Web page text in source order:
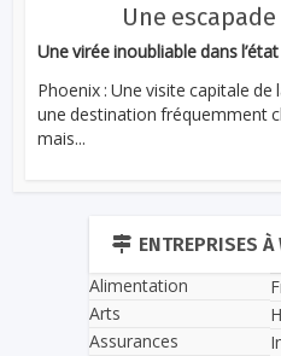
Une
Une virée inoubliable dans
Phoenix : Une visite capitale de
une destination fréquemment
mais...
ENTREPRISES
Alimentation
Arts
Assurances